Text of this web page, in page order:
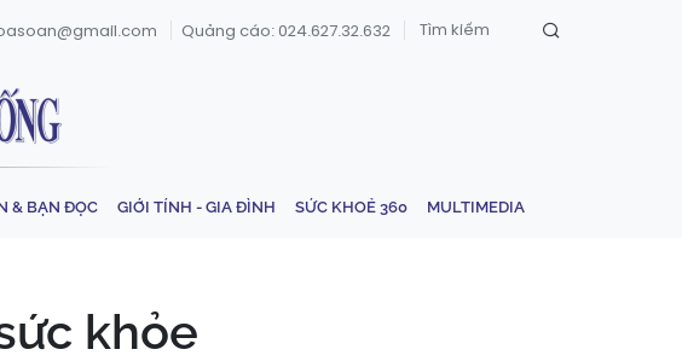
Quảng cáo: 024.627.32.632
& BẠN ĐỌC GIỚI TÍNH - GIA ĐÌNH SỨC KHOẺ 360 MULTIMEDIA
khỏe